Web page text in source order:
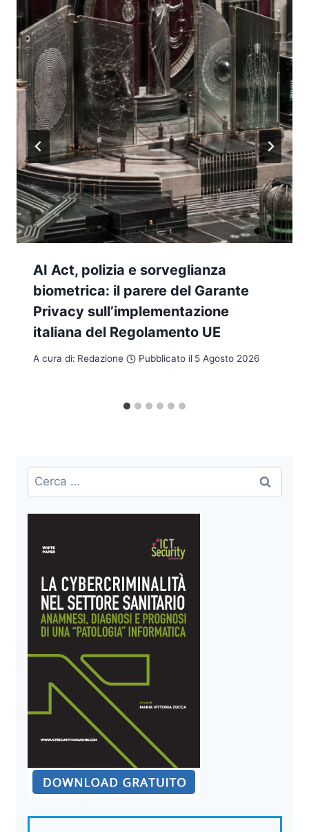
AI Act, polizia e sorveglianza
biometrica: il parere del Garante
Privacy sull’implementazione
italiana del Regolamento UE
A cura di: Redazione Pubblicato il 5 Agosto 2026
Ricerca
per: